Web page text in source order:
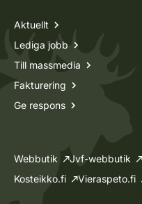
Aktuellt
Lediga jobb
Till massmedia
Fakturering
Ge respons
Webbutik Jvf-webbutik
Kosteikko.fi
Vieraspeto.fi